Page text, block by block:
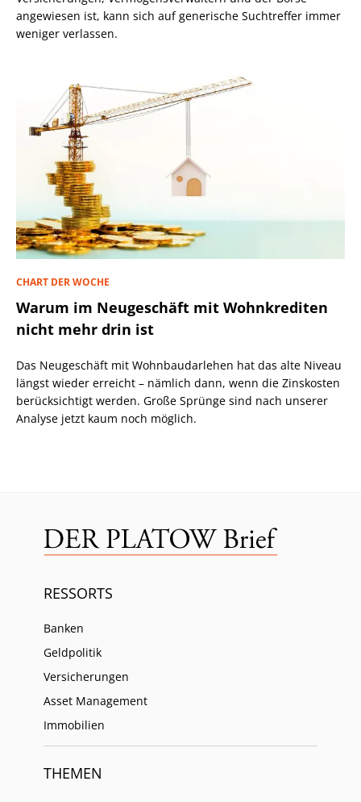
angewiesen ist, kann sich auf generische Suchtreffer immer
weniger verlassen.
CHART DER WOCHE
Warum im Neugeschäft mit Wohnkrediten
nicht mehr drin ist
Das Neugeschäft mit Wohnbaudarlehen hat das alte Niveau
längst wieder erreicht – nämlich dann, wenn die Zinskosten
berücksichtigt werden. Große Sprünge sind nach unserer
Analyse jetzt kaum noch möglich.
RESSORTS
Banken
Geldpolitik
Versicherungen
Asset Management
Immobilien
THEMEN